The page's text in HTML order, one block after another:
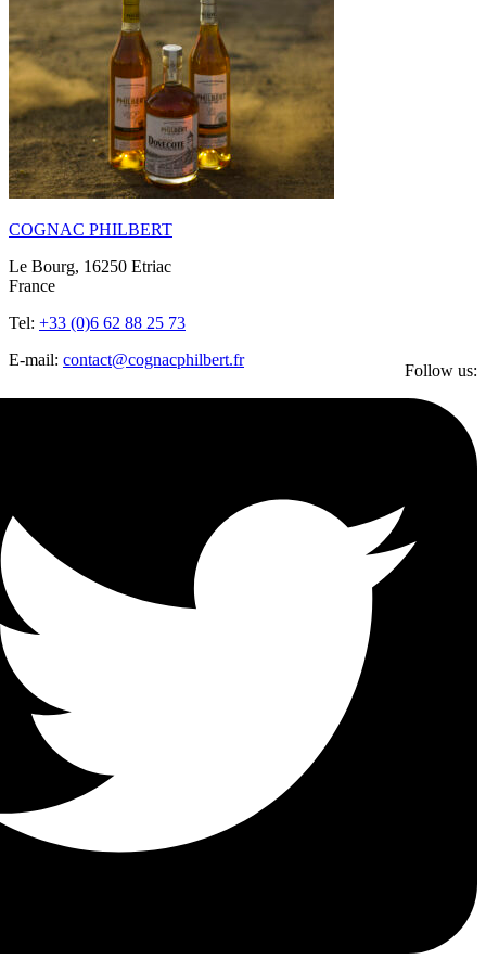
COGNAC PHILBERT
Le Bourg, 16250 Etriac
France
Tel: +33 (0)6 62 88 25 73
E-mail: contact@cognacphilbert.fr
Follow us: